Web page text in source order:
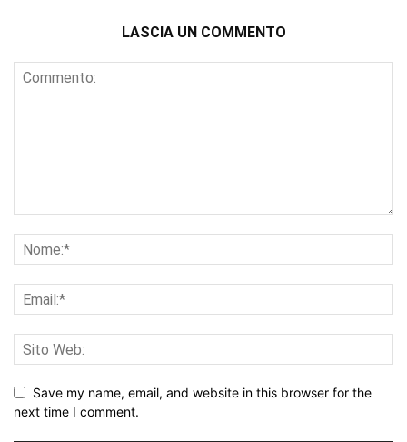
LASCIA UN COMMENTO
Save my name, email, and website in this browser for the
next time I comment.